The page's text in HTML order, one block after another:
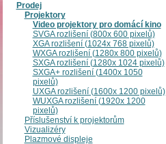
Prodej
Projektory
Video projektory pro domácí kino
SVGA rozlišení (800x 600 pixelů)
XGA rozlišení (1024x 768 pixelů)
WXGA rozlišení (1280x 800 pixelů)
SXGA rozlišení (1280x 1024 pixelů)
SXGA+ rozlišení (1400x 1050
pixelů)
UXGA rozlišení (1600x 1200 pixelů)
WUXGA rozlišení (1920x 1200
pixelů)
Příslušenství k projektorům
Vizualizéry
Plazmové displeje